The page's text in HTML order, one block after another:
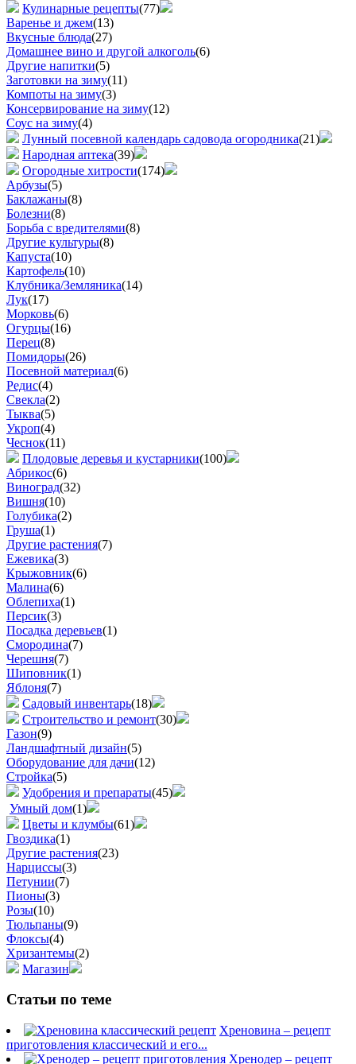
Кулинарные рецепты(77)
Варенье и джем(13)
Вкусные блюда(27)
Домашнее вино и другой алкоголь(6)
Другие напитки(5)
Заготовки на зиму(11)
Компоты на зиму(3)
Консервирование на зиму(12)
Соус на зиму(4)
Лунный посевной календарь садовода огородника(21)
Народная аптека(39)
Огородные хитрости(174)
Арбузы(5)
Баклажаны(8)
Болезни(8)
Борьба с вредителями(8)
Другие культуры(8)
Капуста(10)
Картофель(10)
Клубника/Земляника(14)
Лук(17)
Морковь(6)
Огурцы(16)
Перец(8)
Помидоры(26)
Посевной материал(6)
Редис(4)
Свекла(2)
Тыква(5)
Укроп(4)
Чеснок(11)
Плодовые деревья и кустарники(100)
Абрикос(6)
Виноград(32)
Вишня(10)
Голубика(2)
Груша(1)
Другие растения(7)
Ежевика(3)
Крыжовник(6)
Малина(6)
Облепиха(1)
Персик(3)
Посадка деревьев(1)
Смородина(7)
Черешня(7)
Шиповник(1)
Яблоня(7)
Садовый инвентарь(18)
Строительство и ремонт(30)
Газон(9)
Ландшафтный дизайн(5)
Оборудование для дачи(12)
Стройка(5)
Удобрения и препараты(45)
Умный дом(1)
Цветы и клумбы(61)
Гвоздика(1)
Другие растения(23)
Нарциссы(3)
Петунии(7)
Пионы(3)
Розы(10)
Тюльпаны(9)
Флоксы(4)
Хризантемы(2)
Магазин
Статьи по теме
Хреновина – рецепт
приготовления классический и его...
Хренодер – рецепт